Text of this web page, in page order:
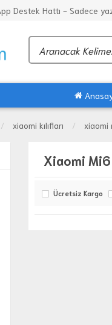
Hattı - Sadece
xiaomi kılıfları xiaomi
Xiaomi Mi6
Ücretsiz Kargo